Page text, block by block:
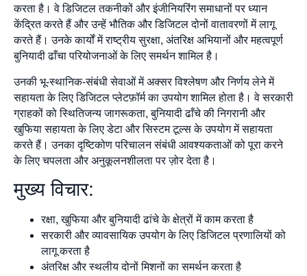
करता है। वे डिजिटल तकनीकों और इंजीनियरिंग समाधानों पर ध्यान
केंद्रित करते हैं और उन्हें भौतिक और डिजिटल दोनों वातावरणों में लागू
करते हैं। उनके कार्यों में राष्ट्रीय सुरक्षा, अंतरिक्ष अभियानों और महत्वपूर्ण
बुनियादी ढाँचा परियोजनाओं के लिए समर्थन शामिल है।
उनकी भू-स्थानिक-संबंधी सेवाओं में अक्सर विश्लेषण और निर्णय लेने में
सहायता के लिए डिजिटल प्लेटफ़ॉर्म का उपयोग शामिल होता है। वे सरकारी
ग्राहकों को स्थितिजन्य जागरूकता, बुनियादी ढाँचे की निगरानी और
खुफिया सहायता के लिए डेटा और सिस्टम टूल्स के उपयोग में सहायता
करते हैं। उनका दृष्टिकोण परिचालन संबंधी आवश्यकताओं को पूरा करने
के लिए चपलता और अनुकूलनशीलता पर ज़ोर देता है।
मुख्य विचार:
रक्षा, खुफिया और बुनियादी ढांचे के क्षेत्रों में काम करता है
सरकारी और व्यावसायिक उपयोग के लिए डिजिटल प्रणालियों को
लागू करता है
अंतरिक्ष और स्थलीय दोनों मिशनों का समर्थन करता है